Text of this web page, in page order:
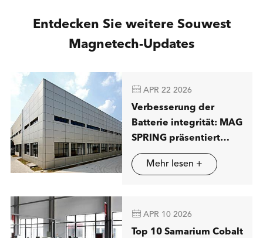
Entdecken Sie weitere Souwest
Magnetech-Updates
 APR 22 2026
Verbesserung der
Batterie integrität: MAG
SPRING präsentiert
fortschritt liche
Lösungen für
Mehr lesen +
 APR 10 2026
Top 10 Samarium Cobalt